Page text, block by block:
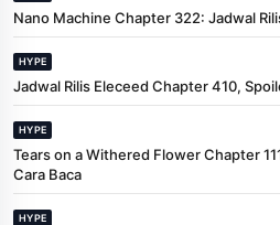
Nano Machine Chapter 322: Jadwal
HYPE
Jadwal Rilis Eleceed Chapter 410,
HYPE
Tears on a Withered Flower Chapter
Cara Baca
HYPE